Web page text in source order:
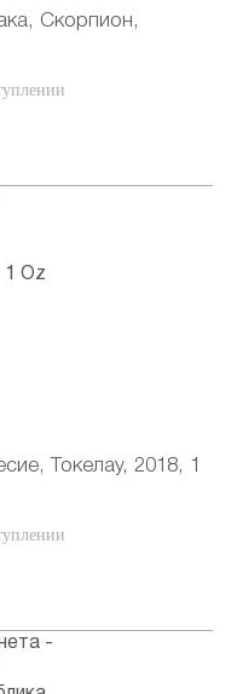
Скорпион,
Токелау, 2018, 1